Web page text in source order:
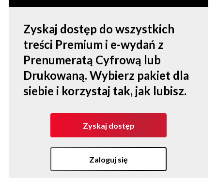
Zyskaj dostęp do wszystkich
treści Premium i e-wydań z
Prenumeratą Cyfrową lub
Drukowaną. Wybierz pakiet dla
siebie i korzystaj tak, jak lubisz.
Zyskaj dostęp
Zaloguj się